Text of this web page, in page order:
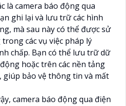
là camera báo động qua
ghi lại và lưu trữ các hình
mà sau này có thể được sử
các vụ việc pháp lý
chấp. Bạn có thể lưu trữ dữ
hoặc trên các nền tảng
giúp bảo vệ thông tin và mất
camera báo động qua điện